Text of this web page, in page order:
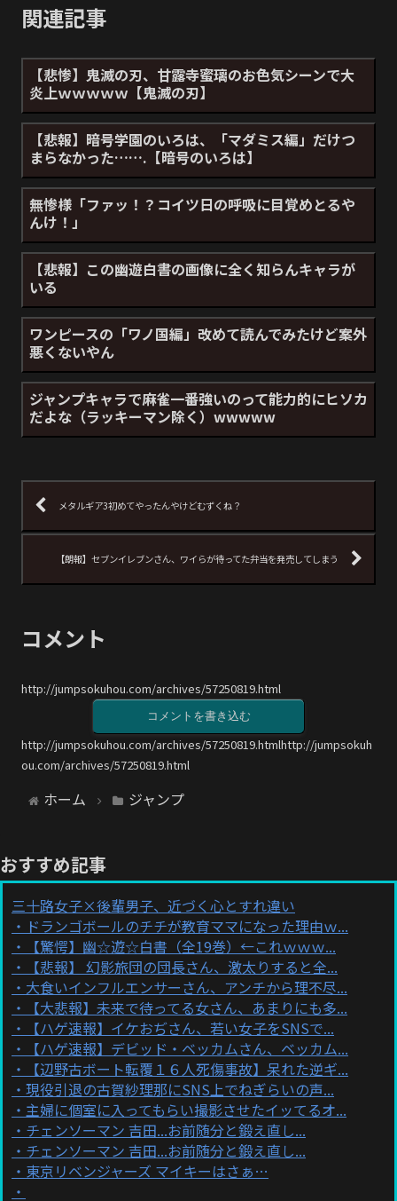
関連記事
【悲惨】鬼滅の刃、甘露寺蜜璃のお色気シーンで大
炎上ｗｗｗｗｗ【鬼滅の刃】
【悲報】暗号学園のいろは、「マダミス編」だけつ
まらなかった…….【暗号のいろは】
無惨様「ファッ！？コイツ日の呼吸に目覚めとるや
んけ！」
【悲報】この幽遊白書の画像に全く知らんキャラが
いる
ワンピースの「ワノ国編」改めて読んでみたけど案外
悪くないやん
ジャンプキャラで麻雀一番強いのって能力的にヒソカ
だよな（ラッキーマン除く）wwwww
メタルギア3初めてやったんやけどむずくね？
【朗報】セブンイレブンさん、ワイらが待ってた弁当を発売してしまう
コメント
http://jumpsokuhou.com/archives/57250819.html
コメントを書き込む
http://jumpsokuhou.com/archives/57250819.htmlhttp://jumpsokuh
ou.com/archives/57250819.html
ホーム ジャンプ
おすすめ記事
三十路女子×後輩男子、近づく心とすれ違い
ドランゴボールのチチが教育ママになった理由ｗ...
【驚愕】幽☆遊☆白書（全19巻）←これｗｗｗ...
【悲報】 幻影旅団の団長さん、激太りすると全...
大食いインフルエンサーさん、アンチから理不尽...
【大悲報】未来で待ってる女さん、あまりにも多...
【ハゲ速報】イケおぢさん、若い女子をSNSで...
【ハゲ速報】デビッド・ベッカムさん、ベッカム...
【辺野古ボート転覆１６人死傷事故】呆れた逆ギ...
現役引退の古賀紗理那にSNS上でねぎらいの声...
主婦に個室に入ってもらい撮影させたイッてるオ...
チェンソーマン 吉田...お前随分と鍛え直し...
チェンソーマン 吉田...お前随分と鍛え直し...
東京リベンジャーズ マイキーはさぁ…